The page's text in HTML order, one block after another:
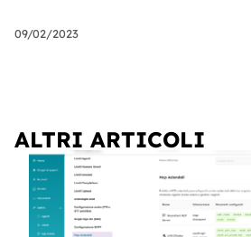
09/02/2023
ALTRI ARTICOLI